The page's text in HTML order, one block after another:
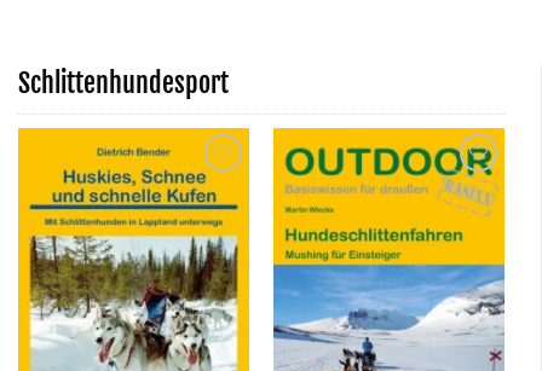
Schlittenhundesport
Zu
Wunschliste
hinzufügen
Zu
Wunschliste
hinzufügen